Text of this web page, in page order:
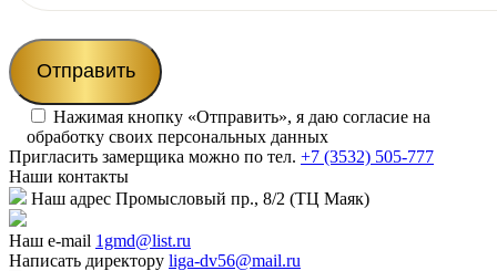
Нажимая кнопку «Отправить», я даю согласие на
обработку своих персональных данных
Пригласить замерщика можно по тел. +7 (3532) 505-777
Наши контакты
Наш адрес Промысловый пр., 8/2 (ТЦ Маяк)
Наш e-mail 1gmd@list.ru
Написать директору liga-dv56@mail.ru